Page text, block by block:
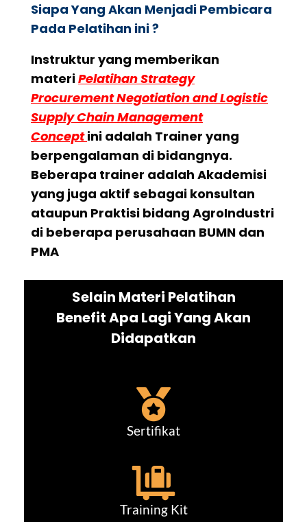
Siapa Yang Akan Menjadi Pembicara
Pada Pelatihan ini ?
Instruktur yang memberikan
materiPelatihan Strategy
Procurement Negotiation and Logistic
Supply Chain Management
Conceptini adalah Trainer yang
berpengalaman di bidangnya.
Beberapa trainer adalah Akademisi
yang juga aktif sebagai konsultan
ataupun Praktisi bidang AgroIndustri
di beberapa perusahaan BUMN dan
PMA
Selain Materi Pelatihan
Benefit Apa Lagi Yang Akan
Didapatkan
Sertifikat
Training Kit